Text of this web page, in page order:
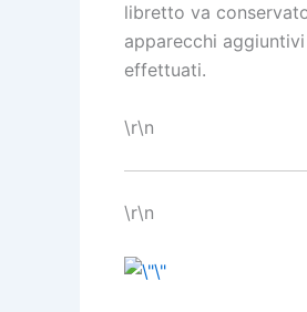
libretto va
apparecchi
effettuati.
\r\n
\r\n